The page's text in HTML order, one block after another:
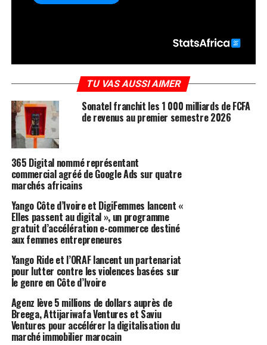
TU VAS AUSSI AIMER
Sonatel franchit les 1 000 milliards de FCFA
de revenus au premier semestre 2026
365 Digital nommé représentant
commercial agréé de Google Ads sur quatre
marchés africains
Yango Côte d’Ivoire et DigiFemmes lancent «
Elles passent au digital », un programme
gratuit d’accélération e-commerce destiné
aux femmes entrepreneures
Yango Ride et l’ORAF lancent un partenariat
pour lutter contre les violences basées sur
le genre en Côte d’Ivoire
Agenz lève 5 millions de dollars auprès de
Breega, Attijariwafa Ventures et Saviu
Ventures pour accélérer la digitalisation du
marché immobilier marocain